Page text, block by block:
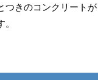
つきのコンクリートが